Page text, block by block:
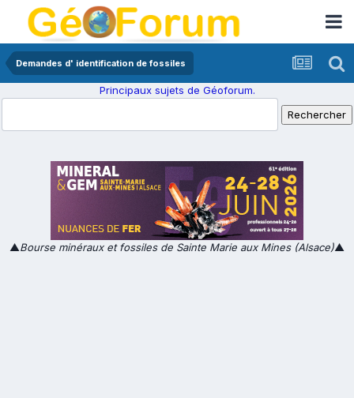
Demandes d' identification de fossiles
Principaux sujets de Géoforum.
▲Bourse minéraux et fossiles de Sainte Marie aux Mines (Alsace)▲